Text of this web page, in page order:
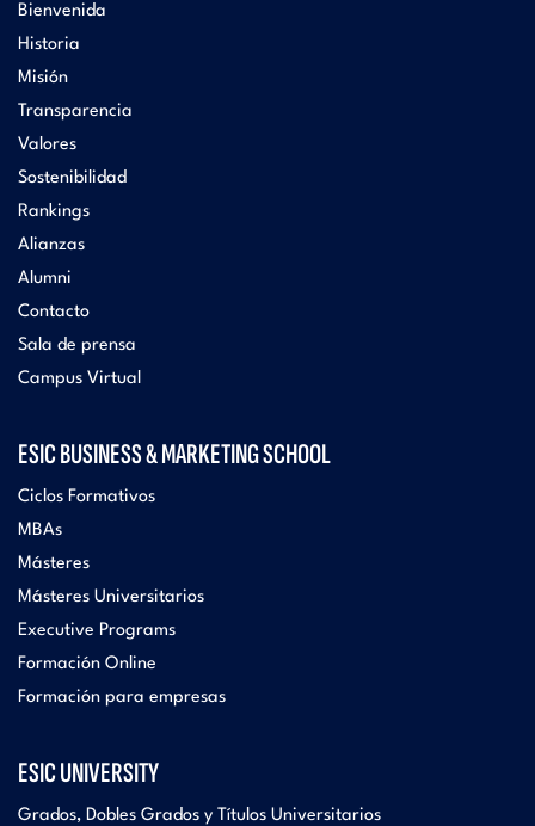
Bienvenida
Historia
Misión
Transparencia
Valores
Sostenibilidad
Rankings
Alianzas
Alumni
Contacto
Sala de prensa
Campus Virtual
ESIC BUSINESS & MARKETING SCHOOL
Ciclos Formativos
MBAs
Másteres
Másteres Universitarios
Executive Programs
Formación Online
Formación para empresas
ESIC UNIVERSITY
Grados, Dobles Grados y Títulos Universitarios